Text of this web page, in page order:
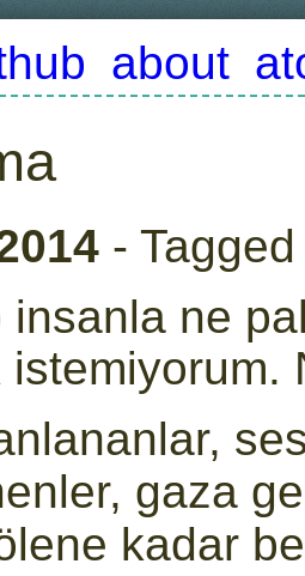
about
-
insanla ne
istemiyorum.
gaza
kadar